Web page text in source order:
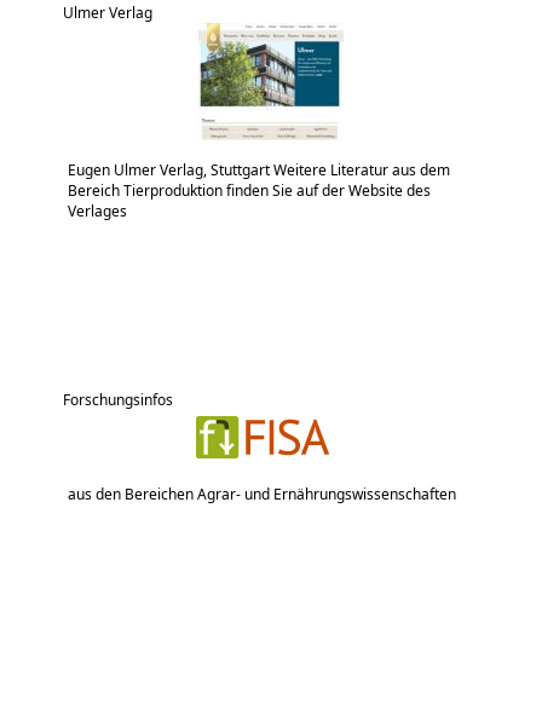
Ulmer Verlag
Eugen Ulmer Verlag, Stuttgart Weitere Literatur aus dem
Bereich Tierproduktion finden Sie auf der Website des
Verlages
Forschungsinfos
aus den Bereichen Agrar- und Ernährungswissenschaften